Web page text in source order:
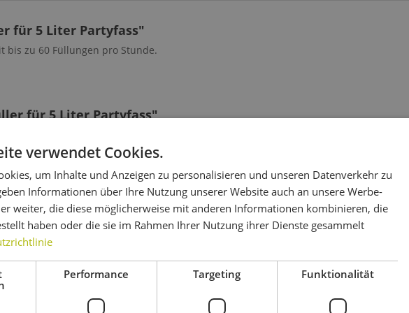
für 5 Liter Partyfass"
bis zu 60 Füllungen pro Stunde.
für 5 Liter Partyfass"
Kunden haben sich ebenfalls angesehen
verwendet Cookies.
um Inhalte und Anzeigen zu personalisieren und unseren Datenverkehr zu
Informationen über Ihre Nutzung unserer Website auch an unsere Werbe-
weiter, die diese möglicherweise mit anderen Informationen kombinieren, die
haben oder die sie im Rahmen Ihrer Nutzung ihrer Dienste gesammelt
Performance Targeting Funktionalität